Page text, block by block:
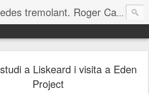
Petites gotes fredes tremolant. Roger Casero Gumbau. Girona
a Liskeard i visita a Eden
Project